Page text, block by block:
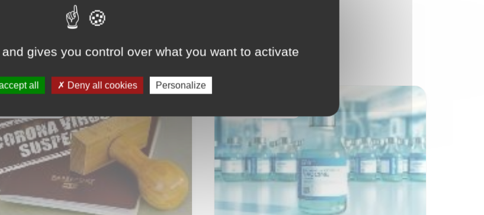
gives you control over what you want to activate
all Deny all cookies Personalize